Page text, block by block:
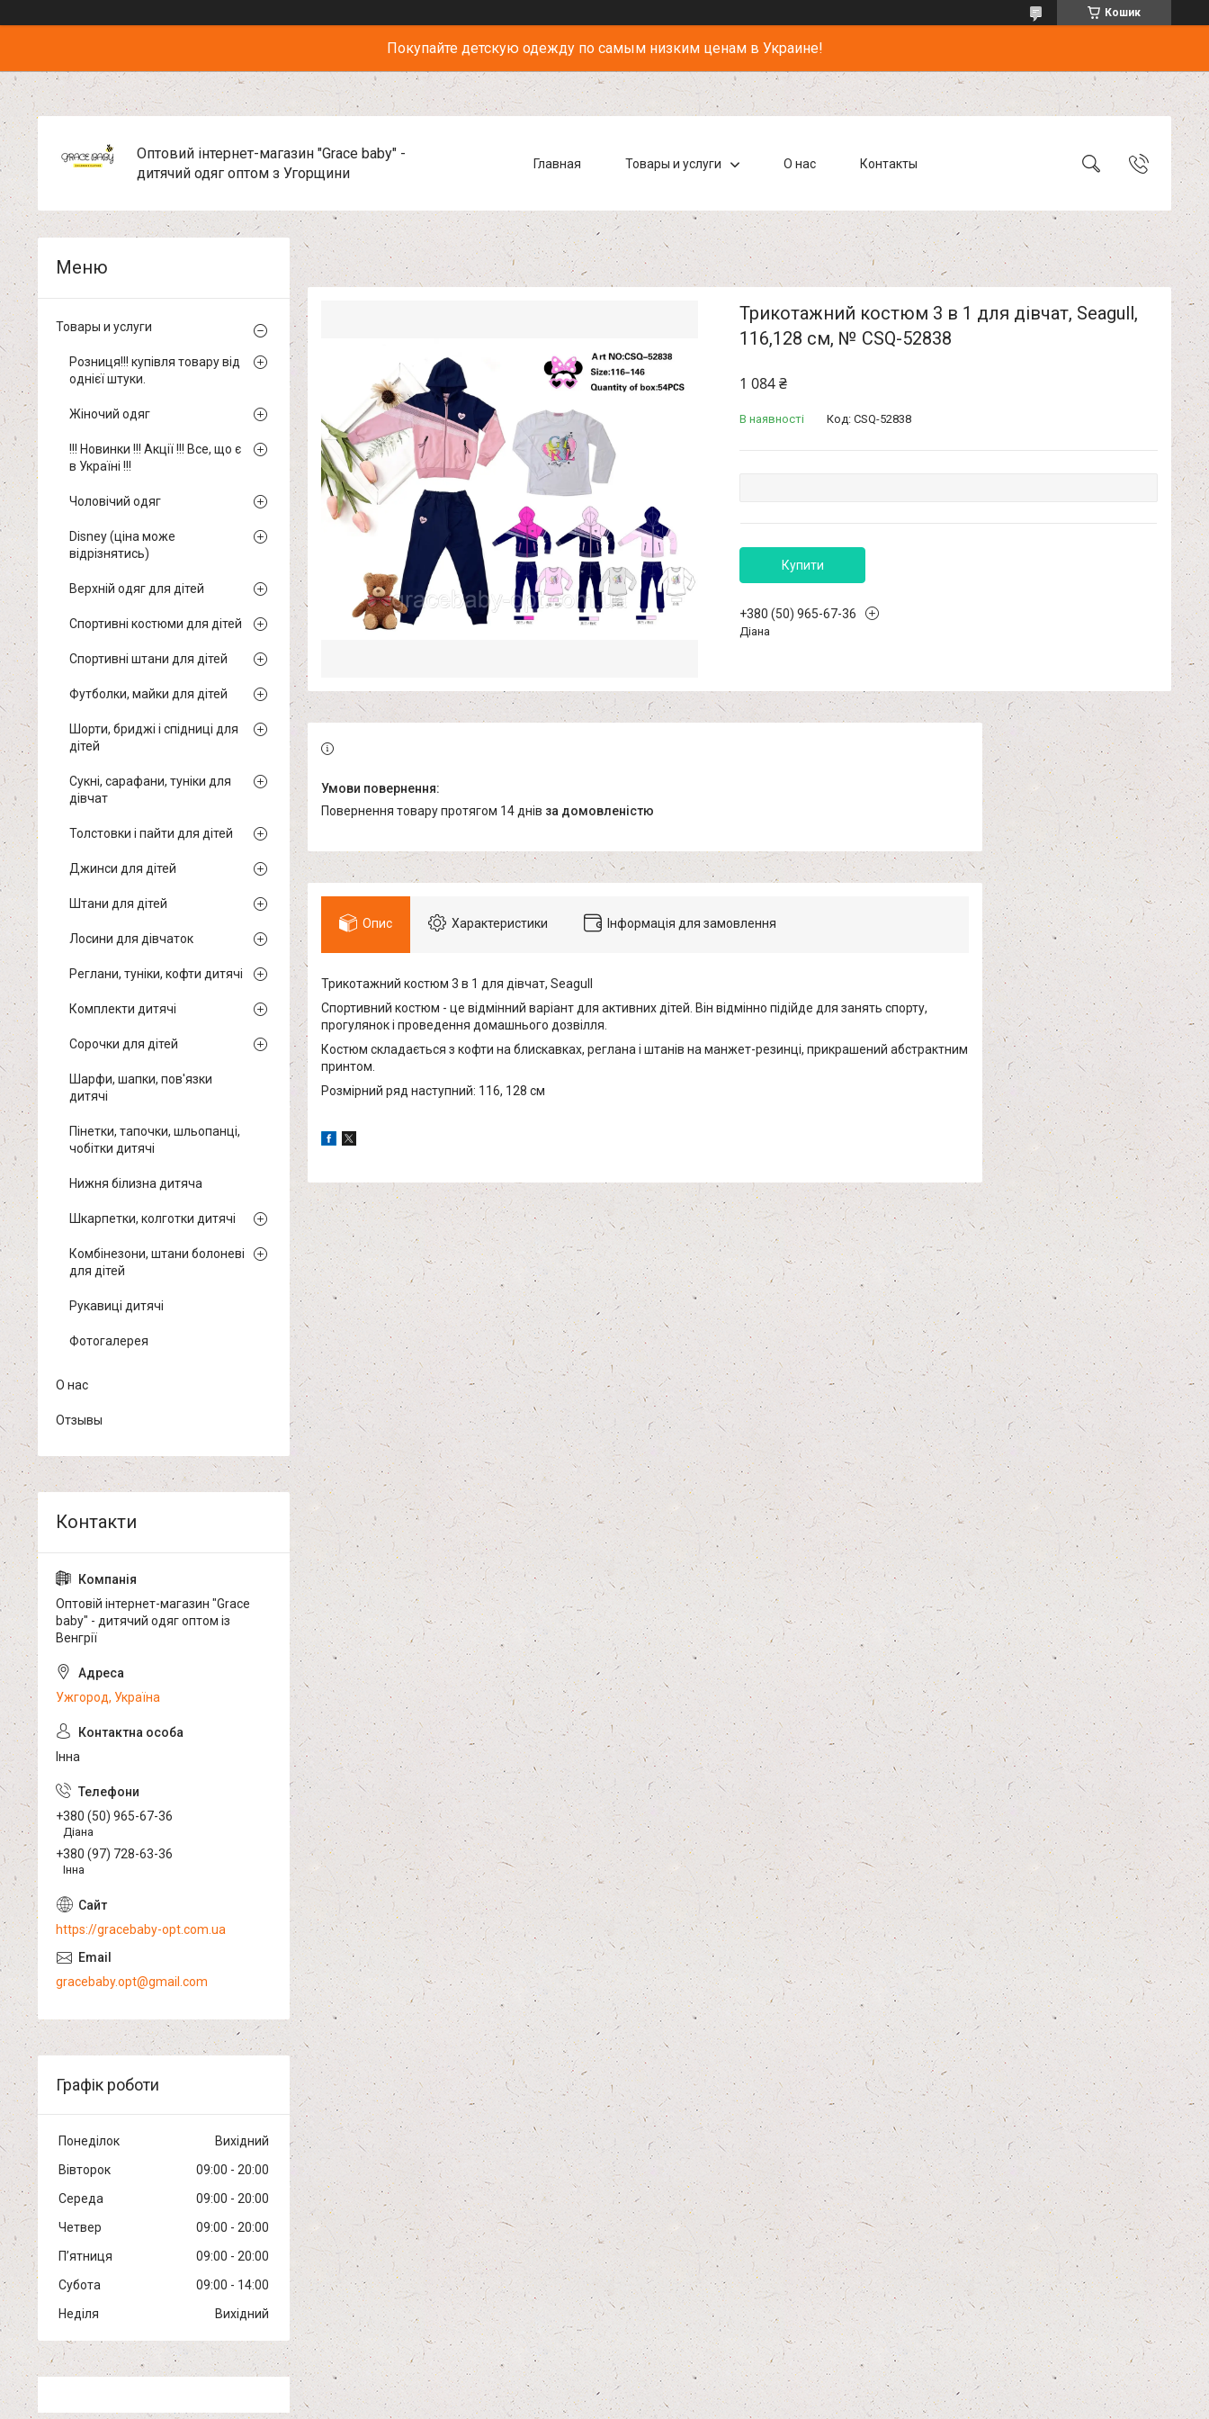
Кошик
Покупайте детскую одежду по самым низким ценам в Украине!
Оптовий інтернет-магазин "Grace baby" -
дитячий одяг оптом з Угорщини
Главная Товары и услуги О нас Контакты
Трикотажний костюм 3 в 1 для дівчат, Seagull,
116,128 см, № CSQ-52838
1 084 ₴
В наявності Код: CSQ-52838
Купити
+380 (50) 965-67-36
Діана
повернення товару протягом 14 днів за домовленістю
Опис Характеристики Інформація для замовлення
Трикотажний костюм 3 в 1 для дівчат, Seagull
Спортивний костюм - це відмінний варіант для активних дітей. Він відмінно підійде для занять спорту,
прогулянок і проведення домашнього дозвілля.
Костюм складається з кофти на блискавках, реглана і штанів на манжет-резинці, прикрашений абстрактним
принтом.
Розмірний ряд наступний: 116, 128 см
Товары и услуги
Розниця!!! купівля товару від
однієї штуки.
Жіночий одяг
!!! Новинки !!! Акції !!! Все, що є
в Україні !!!
Чоловічий одяг
Disney (ціна може
відрізнятись)
Верхній одяг для дітей
Спортивні костюми для дітей
Спортивні штани для дітей
Футболки, майки для дітей
Шорти, бриджі і спідниці для
дітей
Сукні, сарафани, туніки для
дівчат
Толстовки і пайти для дітей
Джинси для дітей
Штани для дітей
Лосини для дівчаток
Реглани, туніки, кофти дитячі
Комплекти дитячі
Сорочки для дітей
Шарфи, шапки, пов'язки
дитячі
Пінетки, тапочки, шльопанці,
чобітки дитячі
Нижня білизна дитяча
Шкарпетки, колготки дитячі
Комбінезони, штани болоневі
для дітей
Рукавиці дитячі
Фотогалерея
О нас
Отзывы
Оптовій інтернет-магазин "Grace
baby" - дитячий одяг оптом із
Венгрії
Ужгород, Україна
Інна
+380 (50) 965-67-36
Діана
+380 (97) 728-63-36
Інна
https://gracebaby-opt.com.ua
gracebaby.opt@gmail.com
Графік роботи
Понеділок
Вихідний
Вівторок
09:00
20:00
Середа
09:00
20:00
Четвер
09:00
20:00
Пʼятниця
09:00
20:00
Субота
09:00
14:00
Неділя
Вихідний